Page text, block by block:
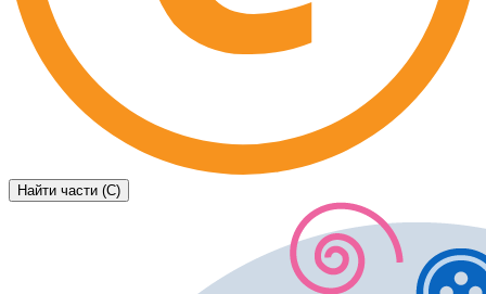
Найти части (C)